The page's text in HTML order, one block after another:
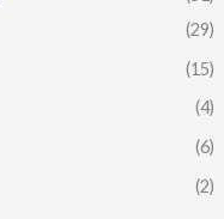
(29)
(15)
(4)
(6)
(2)